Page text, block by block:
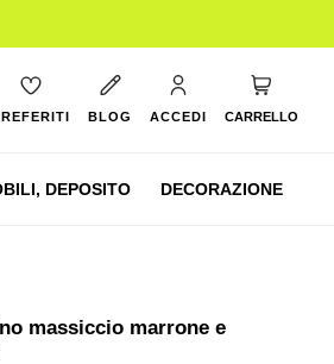
BLOG ACCEDI CARRELLO
DEPOSITO DECORAZIONE
massiccio marrone e